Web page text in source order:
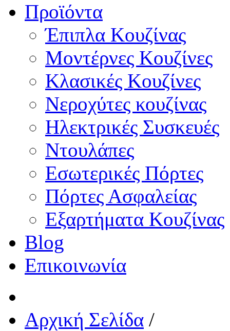
Προϊόντα
Έπιπλα Κουζίνας
Μοντέρνες Κουζίνες
Κλασικές Κουζίνες
Νεροχύτες κουζίνας
Ηλεκτρικές Συσκευές
Ντουλάπες
Εσωτερικές Πόρτες
Πόρτες Ασφαλείας
Εξαρτήματα Κουζίνας
Blog
Επικοινωνία
Αρχική Σελίδα /